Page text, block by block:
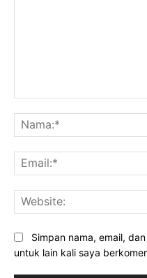
Simpan nama, email,
untuk lain kali saya